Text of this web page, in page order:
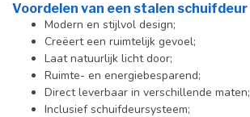
Voordelen van een stalen schuifdeur
Modern en stijlvol design;
Creëert een ruimtelijk gevoel;
Laat natuurlijk licht door;
Ruimte- en energiebesparend;
Direct leverbaar in verschillende maten;
Inclusief schuifdeursysteem;